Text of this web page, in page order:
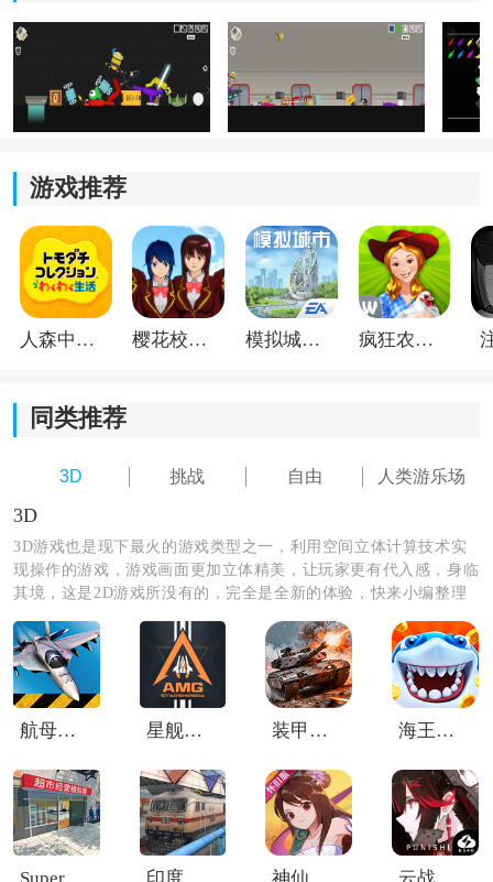
*玩家需要合理布局、管理和维护设施，以确保游客的满
意度和快乐体验。
*除了经营设施，玩家还可以进行市场推广和特殊活动，
以吸引更多游客前来游乐场。
*游戏中有扩张规模的机会，玩家可以增加设备和活动，
带来更多的收入和声誉。
*玩家需要制定经营策略，合理利用资源，达到最大化的
经济效益。
*游戏拥有高自由度，玩家可以随意打造自己的游乐场，
体验自己的创意和经营能力。
游戏推荐
人森中文版 樱花校园模拟器1.048.00中文版 模拟城市我是巿长联机版 疯狂农场3美国派19
同类推荐
3D 挑战 自由 人类游乐场
3D
3D游戏也是现下最火的游戏类型之一，利用空间立体计算技术实
现操作的游戏，游戏画面更加立体精美，让玩家更有代入感，身临
其境，这是2D游戏所没有的，完全是全新的体验，快来小编整理
航母降落hd安卓版 星舰纪元手游 装甲前线华为版 海王捕鱼百度版